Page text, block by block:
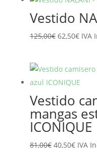
era:
89,10€.
es:
71,28€.
Vestido
125,00€ El
era:
125,00€.
62,50€El
es:
IVA
Vestido
mangas
ICONIQUE
81,00€ El
40,50€ElIVA